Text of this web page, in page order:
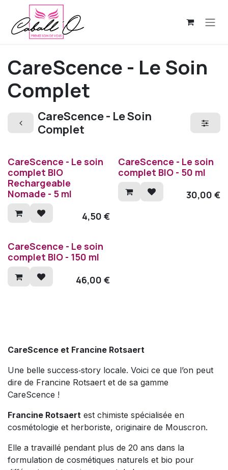
Se rendre au contenu
CareScence - Le Soin
Complet
CareScence - Le Soin
Complet
CareScence - Le soin
complet BIO
Rechargeable
Nomade - 5 ml
4,50 €
CareScence - Le soin
complet BIO - 50 ml
30,00 €
CareScence - Le soin
complet BIO - 150 ml
46,00 €
CareScence et Francine Rotsaert
Une belle success‑story locale. Voici ce que l’on peut
dire de Francine Rotsaert et de sa gamme
CareScence !
Francine Rotsaert est chimiste spécialisée en
cosmétologie et herboriste, originaire de Mouscron.
Elle a travaillé pendant plus de 20 ans dans la
formulation de cosmétiques naturels et bio pour